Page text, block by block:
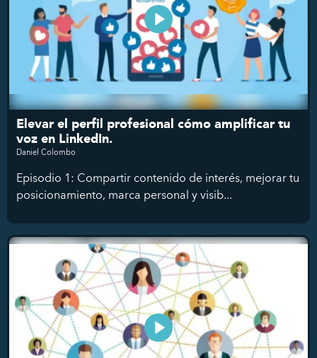
Elevar el perfil profesional cómo amplificar tu
voz en LinkedIn.
Daniel Colombo
Episodio 1: Compartir contenido de interés, mejorar tu
posicionamiento, marca personal y visib...